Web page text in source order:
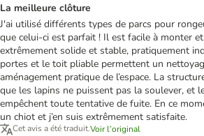
La meilleure clôture
J'ai utilisé différents types de parcs pour
que celui-ci est parfait ! Il est facile à monter
extrêmement solide et stable, pratiquement
portes et le toit pliable permettent un
aménagement pratique de l’espace. La
que les lapins ne puissent pas la soulever, et
empêchent toute tentative de fuite. En ce
un chiot et j’en suis extrêmement satisfaite.
Cet avis a été traduit.Voir l’original